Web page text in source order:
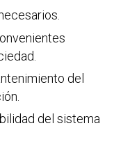
del
del sistema